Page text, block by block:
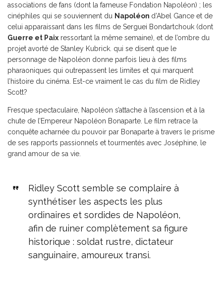
associations de fans (dont la fameuse Fondation Napoléon) ; les
cinéphiles qui se souviennent du Napoléon d’Abel Gance et de
celui apparaissant dans les films de Serguei Bondartchouk (dont
Guerre et Paixressortant la même semaine), et de l’ombre du
projet avorté de Stanley Kubrick. qui se disent que le
personnage de Napoléon donne parfois lieu à des films
pharaoniques qui outrepassent les limites et qui marquent
l’histoire du cinéma. Est-ce vraiment le cas du film de Ridley
Scott?
Fresque spectaculaire, Napoléon s’attache à l’ascension et à la
chute de l’Empereur Napoléon Bonaparte. Le film retrace la
conquête acharnée du pouvoir par Bonaparte à travers le prisme
de ses rapports passionnels et tourmentés avec Joséphine, le
grand amour de sa vie.
Ridley Scott semble se complaire à
synthétiser les aspects les plus
ordinaires et sordides de Napoléon,
afin de ruiner complètement sa figure
historique : soldat rustre, dictateur
sanguinaire, amoureux transi.